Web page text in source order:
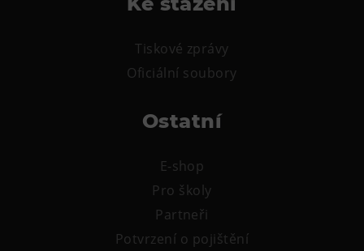
Tiskové zprávy
Oficiální soubory
Ostatní
E-shop
Pro školy
Partneři
Potvrzení o pojištění